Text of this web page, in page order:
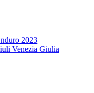
2023
Venezia Giulia